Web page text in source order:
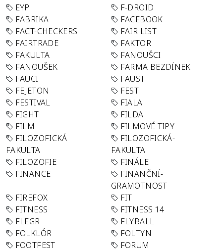
EYP
F-DROID
FABRIKA
FACEBOOK
FACT-CHECKERS
FAIR LIST
FAIRTRADE
FAKTOR
FAKULTA
FANOUŠCI
FANOUŠEK
FARMA BEZDÍNEK
FAUCI
FAUST
FEJETON
FEST
FESTIVAL
FIALA
FIGHT
FILDA
FILM
FILMOVÉ TIPY
FILOZOFICKÁ
FAKULTA
FILOZOFICKÁ-
FAKULTA
FILOZOFIE
FINÁLE
FINANCE
FINANČNÍ-
GRAMOTNOST
FIREFOX
FIT
FITNESS
FITNESS 14
FLEGR
FLYBALL
FOLKLÓR
FOLTYN
FOOTFEST
FORUM